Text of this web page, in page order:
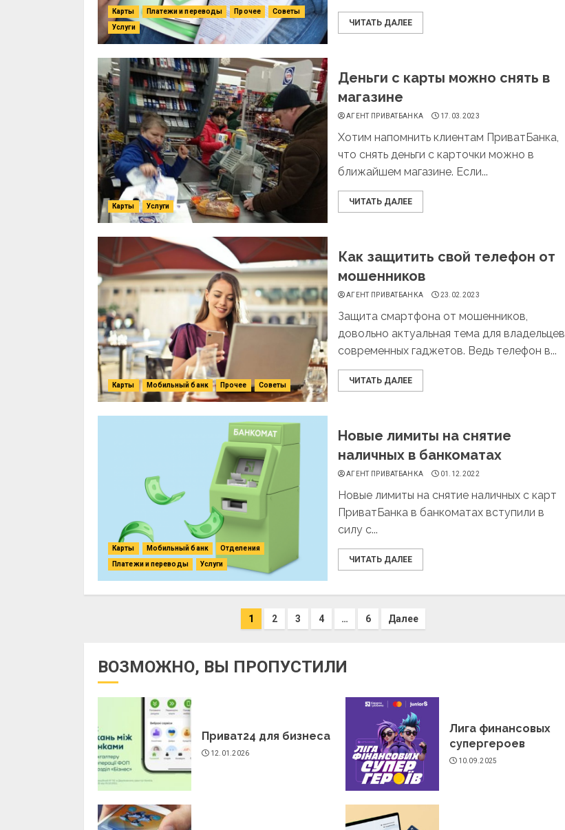
Карты Платежи и переводы Прочее Советы
Услуги ЧИТАТЬ ДАЛЕЕ
Карты Услуги
Деньги с карты можно снять в
магазине
АГЕНТ ПРИВАТБАНКА 17.03.2023
Хотим напомнить клиентам ПриватБанка,
что снять деньги с карточки можно в
ближайшем магазине. Если...
ЧИТАТЬ ДАЛЕЕ
Карты Мобильный банк Прочее Советы
Как защитить свой телефон от
мошенников
АГЕНТ ПРИВАТБАНКА 23.02.2023
Защита смартфона от мошенников,
довольно актуальная тема для владельцев
современных гаджетов. Ведь телефон в...
ЧИТАТЬ ДАЛЕЕ
Карты Мобильный банк Отделения
Платежи и переводы Услуги
Новые лимиты на снятие
наличных в банкоматах
АГЕНТ ПРИВАТБАНКА 01.12.2022
Новые лимиты на снятие наличных с карт
ПриватБанка в банкоматах вступили в
силу с...
ЧИТАТЬ ДАЛЕЕ
1 2 3 4 … 6 Далее
ВОЗМОЖНО, ВЫ ПРОПУСТИЛИ
Приват24 для бизнеса
12.01.2026
Лига финансовых
супергероев
10.09.2025